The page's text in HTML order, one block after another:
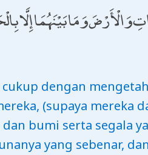
وَالْأَرْضَ وَمَا بَيْنَهُمَا
dengan
(supaya mereka
bumi serta segala
yang sebenar,